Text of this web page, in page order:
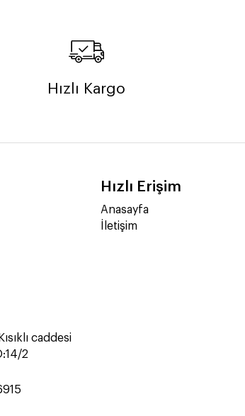
Hızlı Kargo
Hızlı Erişim
Anasayfa
İletişim
caddesi
2